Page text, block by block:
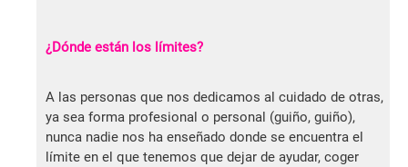
¿Dónde están los límites?
A las personas que nos dedicamos al cuidado de otras,
ya sea forma profesional o personal (guiño, guiño),
nunca nadie nos ha enseñado donde se encuentra el
límite en el que tenemos que dejar de ayudar, coger